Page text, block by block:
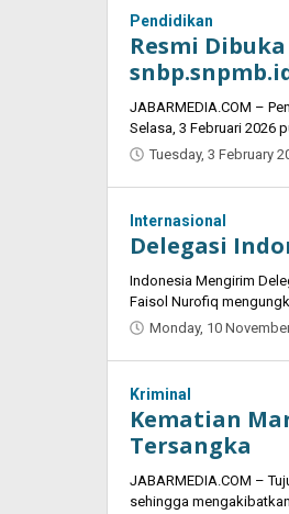
Pendidikan
Resmi
JABARMEDIA.COM –
Selasa, 3 Februari 2026
Tuesday, 3 February
Internasional
Delegasi
Indonesia Mengirim
Faisol Nurofiq
Monday, 10
Kriminal
Kematian
Tersangka
JABARMEDIA.COM –
sehingga